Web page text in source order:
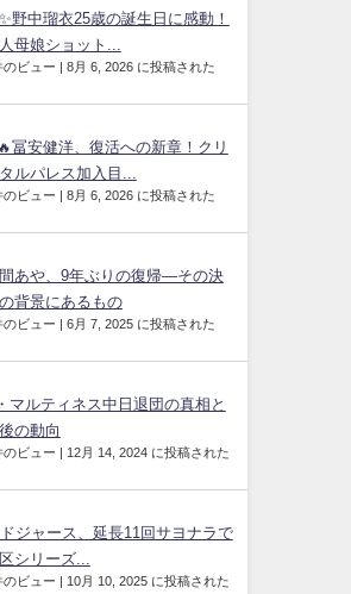
野中瑠衣25歳の誕生日に感動！
母娘ショット...
のビュー 8月 6, 2026 に投稿された
冨安健洋、復活への新章！クリ
ルパレス加入目...
のビュー 8月 6, 2026 に投稿された
あや、9年ぶりの復帰—その決
背景にあるもの
のビュー 6月 7, 2025 に投稿された
マルティネス中日退団の真相と
の動向
のビュー 12月 14, 2024 に投稿された
ドジャース、延長11回サヨナラで
シリーズ...
のビュー 10月 10, 2025 に投稿された